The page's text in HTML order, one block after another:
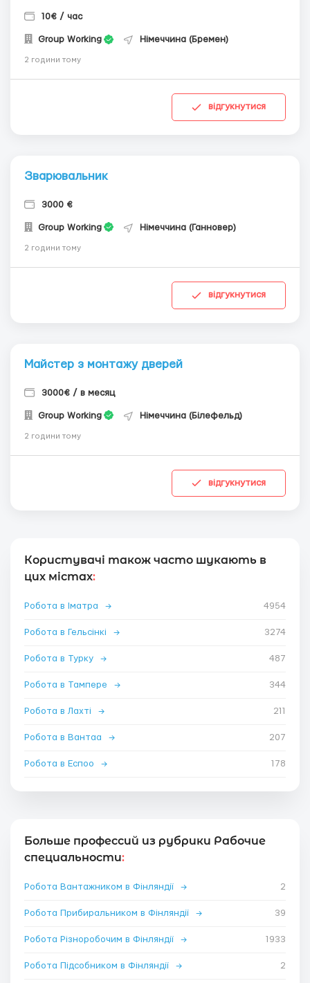
10€ / час
Group Working Німеччина (Бремен)
2 години тому
відгукнутися
Зварювальник
3000 €
Group Working Німеччина (Ганновер)
2 години тому
відгукнутися
Майстер з монтажу дверей
3000€ / в месяц
Group Working Німеччина (Білефельд)
2 години тому
відгукнутися
Користувачі також часто шукають в
цих містах:
Робота в Іматра → 4954
Робота в Гельсінкі → 3274
Робота в Турку → 487
Робота в Тампере → 344
Робота в Лахті → 211
Робота в Вантаа → 207
Робота в Еспоо → 178
Больше профессий из рубрики Рабочие
специальности:
Робота Вантажником в Фінляндії → 2
Робота Прибиральником в Фінляндії → 39
Робота Різноробочим в Фінляндії → 1933
Робота Підсобником в Фінляндії → 2